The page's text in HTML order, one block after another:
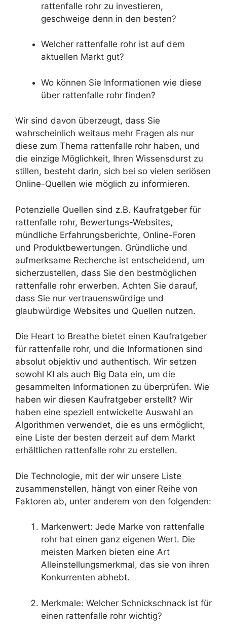
rattenfalle rohr zu investieren,
geschweige denn in den besten?
Welcher rattenfalle rohr ist auf dem
aktuellen Markt gut?
Wo können Sie Informationen wie diese
über rattenfalle rohr finden?
Wir sind davon überzeugt, dass Sie
wahrscheinlich weitaus mehr Fragen als nur
diese zum Thema rattenfalle rohr haben, und
die einzige Möglichkeit, Ihren Wissensdurst zu
stillen, besteht darin, sich bei so vielen seriösen
Online-Quellen wie möglich zu informieren.
Potenzielle Quellen sind z.B. Kaufratgeber für
rattenfalle rohr, Bewertungs-Websites,
mündliche Erfahrungsberichte, Online-Foren
und Produktbewertungen. Gründliche und
aufmerksame Recherche ist entscheidend, um
sicherzustellen, dass Sie den bestmöglichen
rattenfalle rohr erwerben. Achten Sie darauf,
dass Sie nur vertrauenswürdige und
glaubwürdige Websites und Quellen nutzen.
Die Heart to Breathe bietet einen Kaufratgeber
für rattenfalle rohr, und die Informationen sind
absolut objektiv und authentisch. Wir setzen
sowohl KI als auch Big Data ein, um die
gesammelten Informationen zu überprüfen. Wie
haben wir diesen Kaufratgeber erstellt? Wir
haben eine speziell entwickelte Auswahl an
Algorithmen verwendet, die es uns ermöglicht,
eine Liste der besten derzeit auf dem Markt
erhältlichen rattenfalle rohr zu erstellen.
Die Technologie, mit der wir unsere Liste
zusammenstellen, hängt von einer Reihe von
Faktoren ab, unter anderem von den folgenden:
Markenwert: Jede Marke von rattenfalle
rohr hat einen ganz eigenen Wert. Die
meisten Marken bieten eine Art
Alleinstellungsmerkmal, das sie von ihren
Konkurrenten abhebt.
Merkmale: Welcher Schnickschnack ist für
einen rattenfalle rohr wichtig?